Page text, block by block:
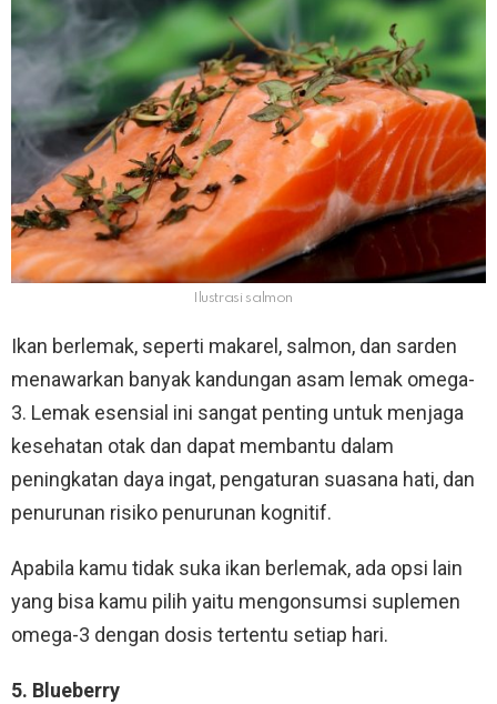
Ilustrasi salmon
Ikan berlemak, seperti makarel, salmon, dan sarden
menawarkan banyak kandungan asam lemak omega-
3. Lemak esensial ini sangat penting untuk menjaga
kesehatan otak dan dapat membantu dalam
peningkatan daya ingat, pengaturan suasana hati, dan
penurunan risiko penurunan kognitif.
Apabila kamu tidak suka ikan berlemak, ada opsi lain
yang bisa kamu pilih yaitu mengonsumsi suplemen
omega-3 dengan dosis tertentu setiap hari.
5. Blueberry